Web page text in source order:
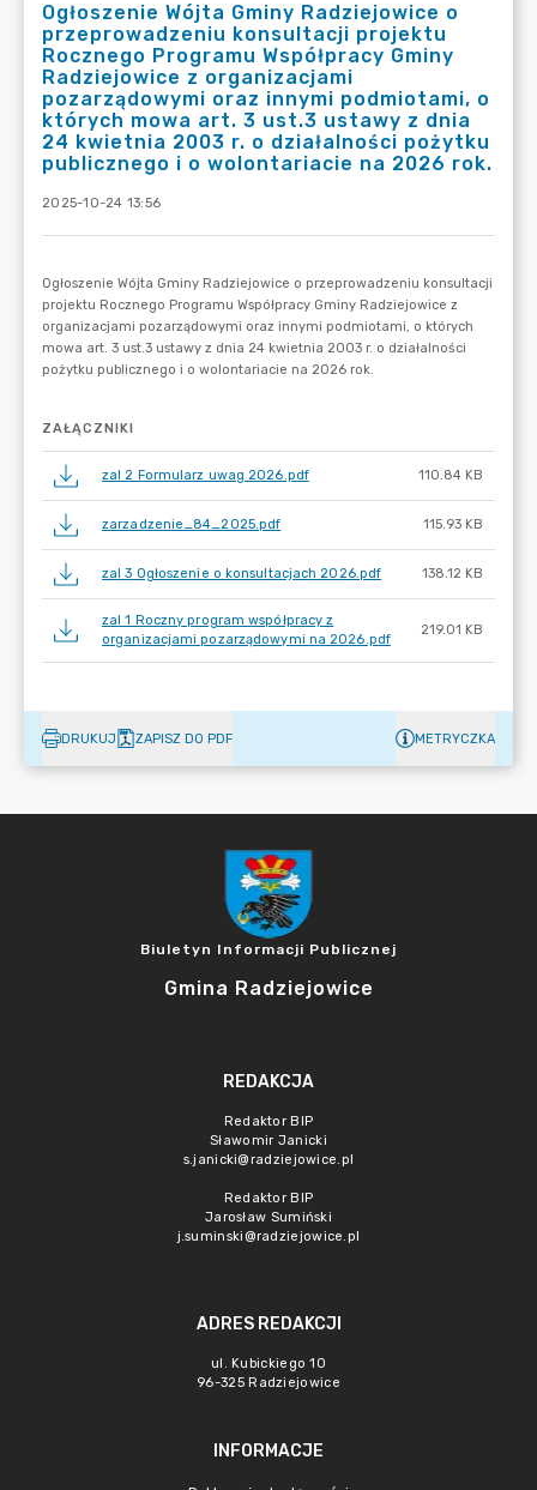
Ogłoszenie Wójta Gminy Radziejowice o
przeprowadzeniu konsultacji projektu
Rocznego Programu Współpracy Gminy
Radziejowice z organizacjami
pozarządowymi oraz innymi podmiotami, o
których mowa art. 3 ust.3 ustawy z dnia
24 kwietnia 2003 r. o działalności pożytku
publicznego i o wolontariacie na 2026 rok.
2025-10-24 13:56
ZAŁĄCZNIKI
zal 2 Formularz uwag 2026.pdf 110.84 KB
zarzadzenie_84_2025.pdf 115.93 KB
zal 3 Ogłoszenie o konsultacjach 2026.pdf 138.12 KB
zal 1 Roczny program współpracy z
organizacjami pozarządowymi na 2026.pdf
219.01 KB
DRUKUJ ZAPISZ DO PDF METRYCZKA
Biuletyn Informacji Publicznej
Gmina Radziejowice
REDAKCJA
Redaktor BIP
Sławomir Janicki
s.janicki@radziejowice.pl
Redaktor BIP
Jarosław Sumiński
j.suminski@radziejowice.pl
ADRES REDAKCJI
ul. Kubickiego 10
96-325 Radziejowice
INFORMACJE